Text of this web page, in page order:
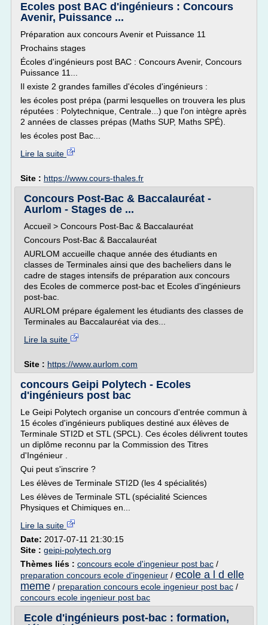
Ecoles post BAC d'ingénieurs : Concours
Avenir, Puissance ...
Préparation aux concours Avenir et Puissance 11
Prochains stages
Écoles d'ingénieurs post BAC : Concours Avenir, Concours
Puissance 11...
Il existe 2 grandes familles d'écoles d'ingénieurs :
les écoles post prépa (parmi lesquelles on trouvera les plus
réputées : Polytechnique, Centrale...) que l'on intègre après
2 années de classes prépas (Maths SUP, Maths SPÉ).
les écoles post Bac...
Lire la suite
Site : https://www.cours-thales.fr
Concours Post-Bac & Baccalauréat -
Aurlom - Stages de ...
Accueil > Concours Post-Bac & Baccalauréat
Concours Post-Bac & Baccalauréat
AURLOM accueille chaque année des étudiants en
classes de Terminales ainsi que des bacheliers dans le
cadre de stages intensifs de préparation aux concours
des Ecoles de commerce post-bac et Ecoles d'ingénieurs
post-bac.
AURLOM prépare également les étudiants des classes de
Terminales au Baccalauréat via des...
Lire la suite
Site : https://www.aurlom.com
concours Geipi Polytech - Ecoles
d'ingénieurs post bac
Le Geipi Polytech organise un concours d'entrée commun à
15 écoles d'ingénieurs publiques destiné aux élèves de
Terminale STI2D et STL (SPCL). Ces écoles délivrent toutes
un diplôme reconnu par la Commission des Titres
d'Ingénieur .
Qui peut s'inscrire ?
Les élèves de Terminale STI2D (les 4 spécialités)
Les élèves de Terminale STL (spécialité Sciences
Physiques et Chimiques en...
Lire la suite
Date: 2017-07-11 21:30:15
Site : geipi-polytech.org
Thèmes liés : concours ecole d'ingenieur post bac /
preparation concours ecole d'ingenieur / ecole a l d elle
meme / preparation concours ecole ingenieur post bac /
concours ecole ingenieur post bac
Ecole d'ingénieurs post-bac : formation,